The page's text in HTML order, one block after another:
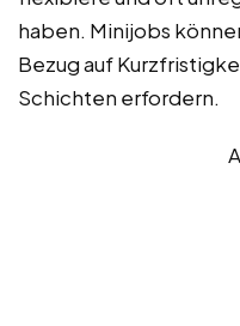
haben. Minijobs
Bezug auf
Schichten erfordern.